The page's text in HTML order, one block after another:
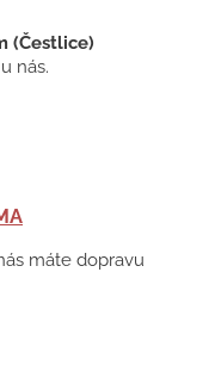
(Čestlice)
nás.
máte dopravu